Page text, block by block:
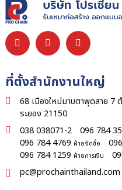
ที่ตั้งสำนักงานใหญ่
68 เมืองใหม่มาบตาพุดสาย 7
ระยอง 21150
038 038071-2
096 784
096 784 4769 ฝ่ายจัดซื้อ
096 784 1259 ฝ่ายการเงิน
pc@prochainthailand.com